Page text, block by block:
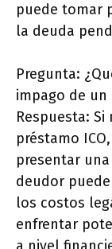
puede tomar
la deuda
Pregunta:
impago de un
Respuesta:
préstamo
presentar
deudor
los costos
enfrentar